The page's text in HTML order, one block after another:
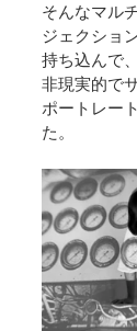
そんなマル
ジェクショ
持ち込んで、
非現実的で
ポートレー
た。